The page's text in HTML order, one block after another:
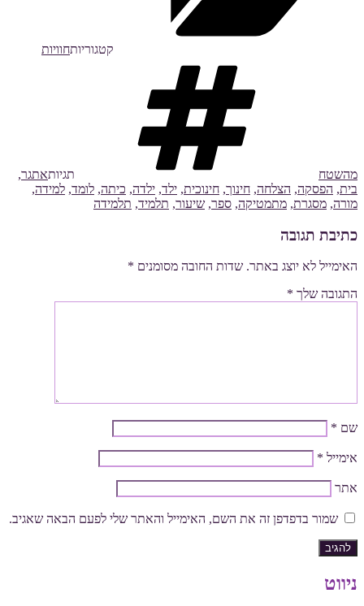
קטגוריותחוויות
מהשטח תגיותאתגר,
בית, הפסקה, הצלחה, חינוך, חינוכית, ילד, ילדה, כיתה, לומד, למידה,
מורה, מסגרת, מתמטיקה, ספר, שיעור, תלמיד, תלמידה
כתיבת תגובה
האימייל לא יוצג באתר. שדות החובה מסומנים *
התגובה שלך *
שם *
אימייל *
אתר
שמור בדפדפן זה את השם, האימייל והאתר שלי לפעם הבאה שאגיב.
ניווט